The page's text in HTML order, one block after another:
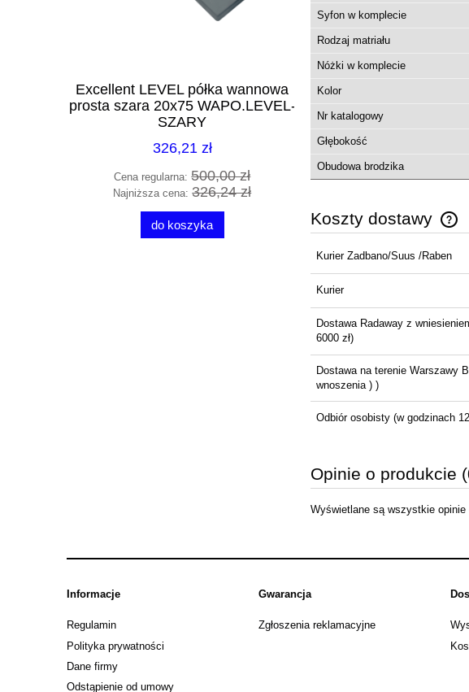
Excellent LEVEL półka wannowa
prosta szara 20x75 WAPO.LEVEL-
SZARY
326,21 zł
Cena regularna: 500,00 zł
Najniższa cena: 326,24 zł
do koszyka
Radaway MODO F II
Cena regularna:2 169,00
do koszyka
Syfon w komplecie
Rodzaj matriału
Nóżki w komplecie
Kolor
Nr katalogowy
Głębokość
Obudowa brodzika
Koszty dostawy
Kurier Zadbano/Suus /Raben
Kurier
Dostawa Radaway z
6000 zł)
Dostawa na terenie Warszawy
wnoszenia ) )
Odbiór osobisty(w godzinach
Opinie o produkcie
Wyświetlane są wszystkie
Informacje
Regulamin
Polityka prywatności
Dane firmy
Odstąpienie od umowy
Gwarancja
Zgłoszenia reklamacyjne